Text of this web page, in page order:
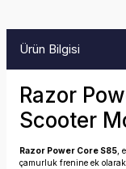
Ürün Bilgisi
Razor
Scooter
Razor Power Core S85 ,
çamurluk frenine ek